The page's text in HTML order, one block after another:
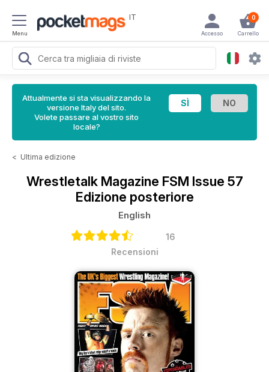
Menu
IT 0
Carrello
Accesso
Attualmente si sta visualizzando la
versione Italy del sito.
Volete passare al vostro sito
locale?
< Ultima edizione
Wrestletalk Magazine FSM Issue 57
Edizione posteriore
English
16
Recensioni